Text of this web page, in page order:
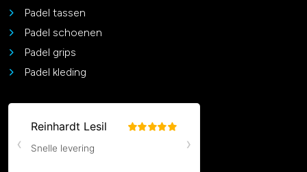
Padel tassen
Padel schoenen
Padel grips
Padel kleding